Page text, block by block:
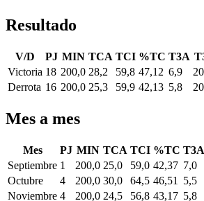
Resultado
V/D PJ MIN TCA TCI %TC T3A
Victoria 18 200,0 28,2 59,8 47,12 6,9
Derrota 16 200,0 25,3 59,9 42,13 5,8
Mes a mes
Mes PJ MIN TCA TCI %TC T3A
Septiembre 1 200,0 25,0 59,0 42,37 7,0
Octubre
4 200,0 30,0 64,5 46,51 5,5
Noviembre 4 200,0 24,5 56,8 43,17 5,8